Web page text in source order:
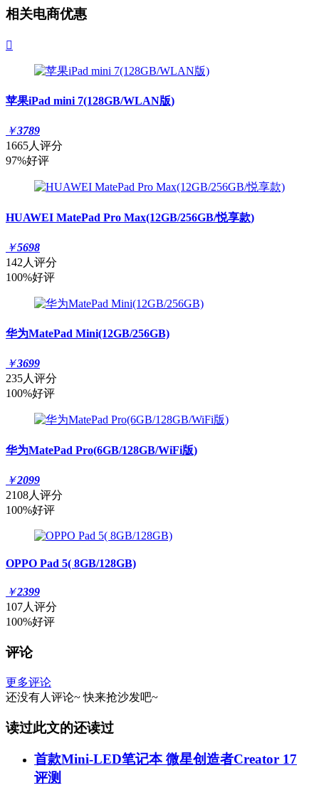
相关电商优惠

苹果iPad mini 7(128GB/WLAN版)
￥3789
1665人评分
97%好评
HUAWEI MatePad Pro Max(12GB/256GB/悦享款)
￥5698
142人评分
100%好评
华为MatePad Mini(12GB/256GB)
￥3699
235人评分
100%好评
华为MatePad Pro(6GB/128GB/WiFi版)
￥2099
2108人评分
100%好评
OPPO Pad 5( 8GB/128GB)
￥2399
107人评分
100%好评
评论
更多评论
还没有人评论~ 快来抢沙发吧~
读过此文的还读过
首款Mini-LED笔记本 微星创造者Creator 17
评测